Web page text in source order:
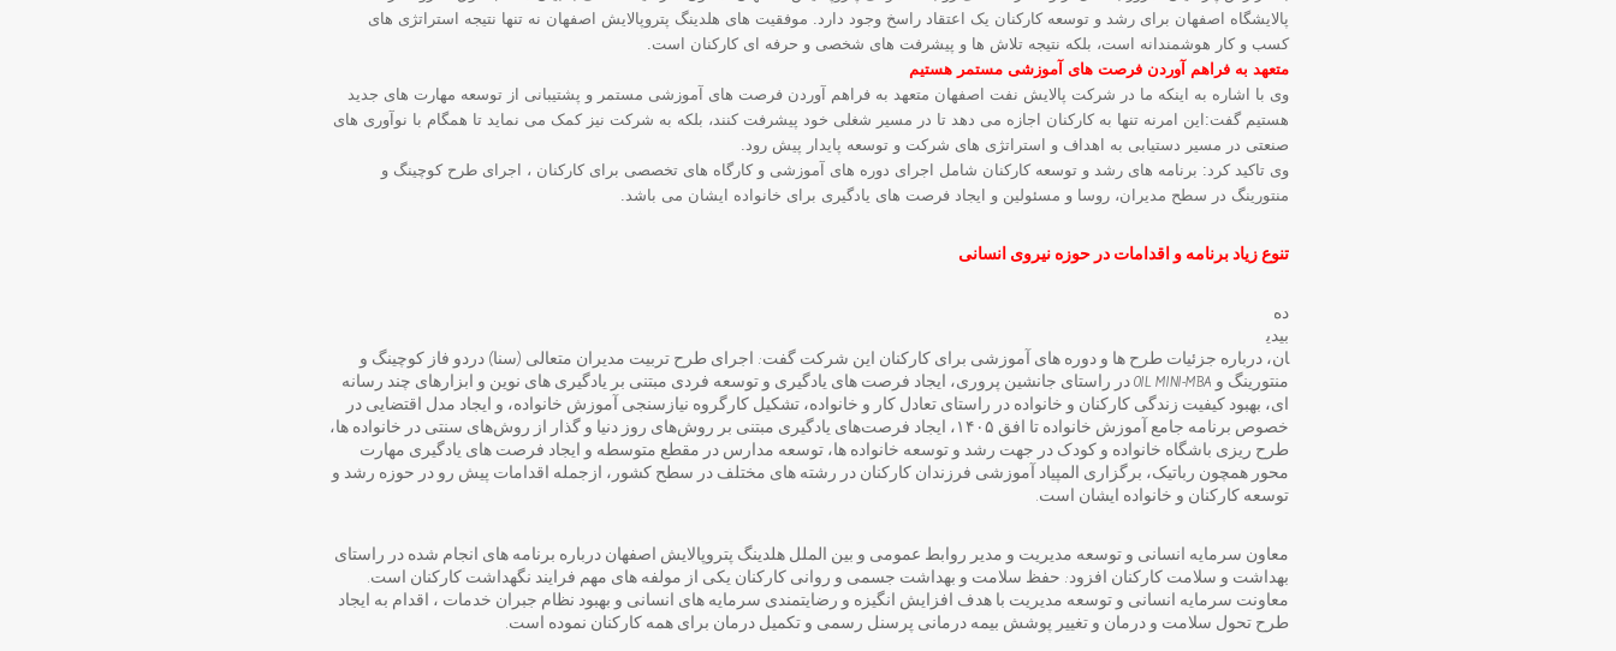
پالایشگاه اصفهان برای رشد و توسعه کارکنان یک اعتقاد راسخ وجود دارد. موفقیت های هلدینگ پتروپالایش اصفهان نه تنها نتیجه استراتژی های
کسب و کار هوشمندانه است، بلکه نتیجه تلاش ها و پیشرفت های شخصی و حرفه ای کارکنان است.
متعهد به فراهم آوردن فرصت های آموزشی مستمر هستیم
وی با اشاره به اینکه ما در شرکت پالایش نفت اصفهان متعهد به فراهم آوردن فرصت های آموزشی مستمر و پشتیبانی از توسعه مهارت های جدید
هستیم گفت:این امرنه تنها به کارکنان اجازه می دهد تا در مسیر شغلی خود پیشرفت کنند، بلکه به شرکت نیز کمک می نماید تا همگام با نوآوری های
صنعتی در مسیر دستیابی به اهداف و استراتژی های شرکت و توسعه پایدار پیش رود.
وی تاکید کرد: برنامه های رشد و توسعه کارکنان شامل اجرای دوره های آموزشی و کارگاه های تخصصی برای کارکنان ، اجرای طرح کوچینگ و
منتورینگ در سطح مدیران، روسا و مسئولین و ایجاد فرصت های یادگیری برای خانواده ایشان می باشد.
تنوع زیاد برنامه و اقدامات در حوزه نیروی انسانی
ده
بیدی
ان، درباره جزئیات طرح ها و دوره های آموزشی برای کارکنان این شرکت گفت: اجرای طرح تربیت مدیران متعالی (سنا) دردو فاز کوچینگ و
منتورینگ و OIL MINI-MBA در راستای جانشین پروری، ایجاد فرصت های یادگیری و توسعه فردی مبتنی بر یادگیری های نوین و ابزارهای چند رسانه
ای، بهبود کیفیت زندگی کارکنان و خانواده در راستای تعادل کار و خانواده، تشکیل کارگروه نیازسنجی آموزش خانواده، و ایجاد مدل اقتضایی در
خصوص برنامه جامع آموزش خانواده تا افق ۱۴۰۵، ایجاد فرصت‌های یادگیری مبتنی بر روش‌های روز دنیا و گذار از روش‌های سنتی در خانواده ها،
طرح ریزی باشگاه خانواده و کودک در جهت رشد و توسعه خانواده ها، توسعه مدارس در مقطع متوسطه و ایجاد فرصت های یادگیری مهارت
محور همچون رباتیک، برگزاری المپیاد آموزشی فرزندان کارکنان در رشته های مختلف در سطح کشور، ازجمله اقدامات پیش رو در حوزه رشد و
توسعه کارکنان و خانواده ایشان است.
معاون سرمایه انسانی و توسعه مدیریت و مدیر روابط عمومی و بین الملل هلدینگ پتروپالایش اصفهان درباره برنامه های انجام شده در راستای
بهداشت و سلامت کارکنان افزود: حفظ سلامت و بهداشت جسمی و روانی کارکنان یکی از مولفه های مهم فرایند نگهداشت کارکنان است.
معاونت سرمایه انسانی و توسعه مدیریت با هدف افزایش انگیزه و رضایتمندی سرمایه های انسانی و بهبود نظام جبران خدمات ، اقدام به ایجاد
طرح تحول سلامت و درمان و تغییر پوشش بیمه درمانی پرسنل رسمی و تکمیل درمان برای همه کارکنان نموده است.